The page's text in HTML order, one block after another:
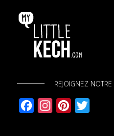
REJOIGNEZ
FacebookInstagramPinterest